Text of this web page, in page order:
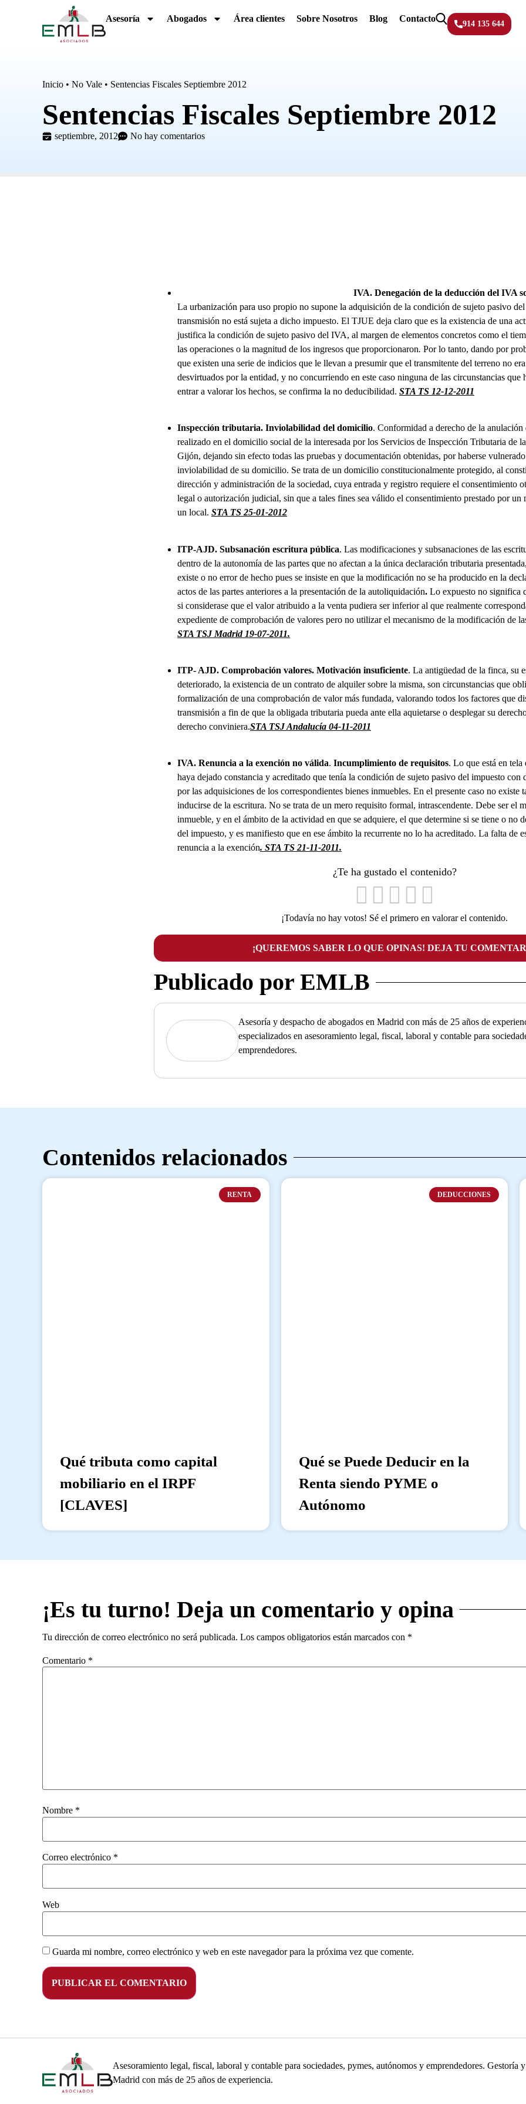
Asesoría Abogados Área clientes Sobre Nosotros Blog Contacto
914 135 644
Inicio • No Vale • Sentencias Fiscales Septiembre 2012
Sentencias Fiscales Septiembre 2012
septiembre, 2012 No hay comentarios
IVA. Denegación de la deducción del IVA
La urbanización para uso propio no supone la adquisición de la condición de sujeto pasivo
transmisión no está sujeta a dicho impuesto. El TJUE deja claro que es la existencia de una
justifica la condición de sujeto pasivo del IVA, al margen de elementos concretos como el
las operaciones o la magnitud de los ingresos que proporcionaron. Por lo tanto, dando por
que existen una serie de indicios que le llevan a presumir que el transmitente del terreno no
desvirtuados por la entidad, y no concurriendo en este caso ninguna de las circunstancias que
entrar a valorar los hechos, se confirma la no deducibilidad. STA TS 12-12-2011
Inspección tributaria. Inviolabilidad del domicilio. Conformidad a derecho de la
realizado en el domicilio social de la interesada por los Servicios de Inspección Tributaria de
Gijón, dejando sin efecto todas las pruebas y documentación obtenidas, por haberse
inviolabilidad de su domicilio. Se trata de un domicilio constitucionalmente protegido, al
dirección y administración de la sociedad, cuya entrada y registro requiere el consentimiento
legal o autorización judicial, sin que a tales fines sea válido el consentimiento prestado por un
un local. STA TS 25-01-2012
ITP-AJD. Subsanación escritura pública. Las modificaciones y subsanaciones de las
dentro de la autonomía de las partes que no afectan a la única declaración tributaria
existe o no error de hecho pues se insiste en que la modificación no se ha producido en la
actos de las partes anteriores a la presentación de la autoliquidación. Lo expuesto no significa
si considerase que el valor atribuido a la venta pudiera ser inferior al que realmente
expediente de comprobación de valores pero no utilizar el mecanismo de la modificación de
STA TSJ Madrid 19-07-2011.
ITP- AJD. Comprobación valores. Motivación insuficiente. La antigüedad de la finca, su
deteriorado, la existencia de un contrato de alquiler sobre la misma, son circunstancias que
formalización de una comprobación de valor más fundada, valorando todos los factores que
transmisión a fin de que la obligada tributaria pueda ante ella aquietarse o desplegar su
derecho conviniera.STA TSJ Andalucía 04-11-2011
IVA. Renuncia a la exención no válida. Incumplimiento de requisitos. Lo que está en
haya dejado constancia y acreditado que tenía la condición de sujeto pasivo del impuesto con
por las adquisiciones de los correspondientes bienes inmuebles. En el presente caso no existe
inducirse de la escritura. No se trata de un mero requisito formal, intrascendente. Debe ser el
inmueble, y en el ámbito de la actividad en que se adquiere, el que determine si se tiene o no
del impuesto, y es manifiesto que en ese ámbito la recurrente no lo ha acreditado. La falta de
renuncia a la exención. STA TS 21-11-2011.
¿Te ha gustado el contenido?
¡Todavía no hay votos! Sé el primero en valorar el contenido.
¡QUEREMOS SABER LO QUE OPINAS! DEJA TU
Publicado por EMLB
Asesoría y despacho de abogados en Madrid con más de 25 años de
especializados en asesoramiento legal, fiscal, laboral y contable para
emprendedores.
Contenidos relacionados
RENTA
Qué tributa como capital
mobiliario en el IRPF
[CLAVES]
DEDUCCIONES
Qué se Puede Deducir en la
Renta siendo PYME o
Autónomo
¡Es tu turno! Deja un comentario y opina
Tu dirección de correo electrónico no será publicada. Los campos obligatorios están marcados con *
Comentario *
Nombre *
Correo electrónico *
Web
Guarda mi nombre, correo electrónico y web en este navegador para la próxima vez que comente.
Asesoramiento legal, fiscal, laboral y contable para sociedades, pymes, autónomos y emprendedores. Gestoría
Madrid con más de 25 años de experiencia.